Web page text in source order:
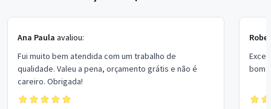
Ana Paula avaliou:
Fui muito bem atendida com um trabalho de
qualidade. Valeu a pena, orçamento grátis e não é
careiro. Obrigada!
bom